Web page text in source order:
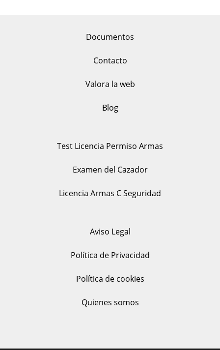
Documentos
Contacto
Valora la web
Blog
Test Licencia Permiso Armas
Examen del Cazador
Licencia Armas C Seguridad
Aviso Legal
Política de Privacidad
Política de cookies
Quienes somos